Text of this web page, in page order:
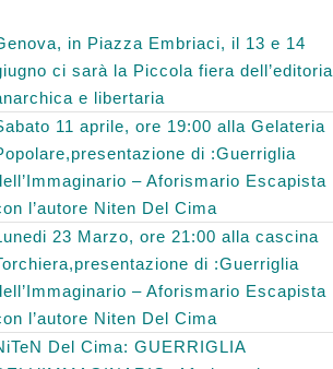
in Piazza Embriaci, il 13 e 14
ci sarà la Piccola fiera dell’editoria
e libertaria
11 aprile, ore 19:00 alla Gelateria
di :Guerriglia
– Aforismario Escapista
l’autore Niten Del Cima
23 Marzo, ore 21:00 alla cascina
di :Guerriglia
– Aforismario Escapista
l’autore Niten Del Cima
Del Cima: GUERRIGLIA